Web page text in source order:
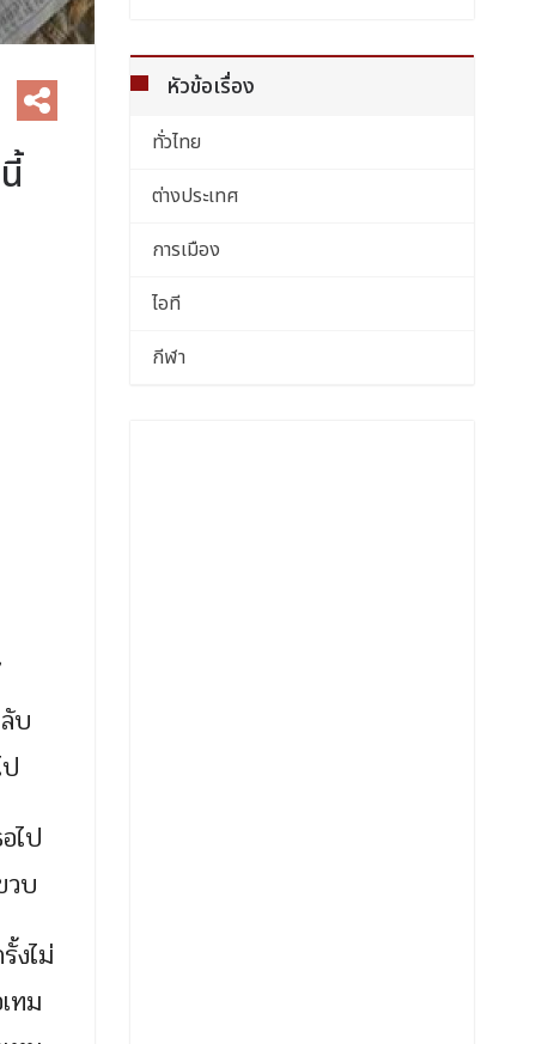
บ
ไป
วบ
งไม่
ทม
หัวข้อเรื่อง
ทั่วไทย
ต่างประเทศ
การเมือง
ไอที
กีฬา